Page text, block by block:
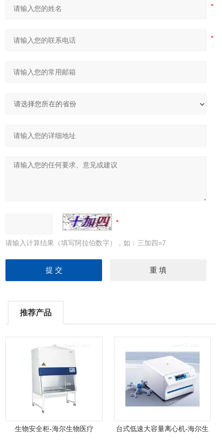
请输入计算结果（填写阿拉伯数字），如：三加四=7
推荐产品
生物安全柜-海尔生物医疗
台式低速大容量离心机-海尔生